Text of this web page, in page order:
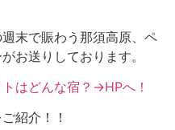
末で賑わう那須高原、ペ
お送りしております。
はどんな宿？→HPへ！
紹介！！